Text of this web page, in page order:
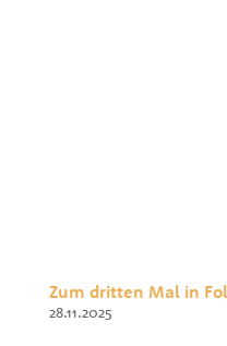
Zum dritten Mal in
28.11.2025